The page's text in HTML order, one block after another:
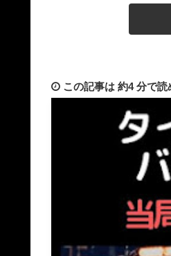
この記事は 約4 分で読